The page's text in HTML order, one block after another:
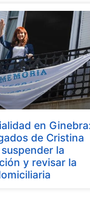
en
de Cristina
la
y revisar la